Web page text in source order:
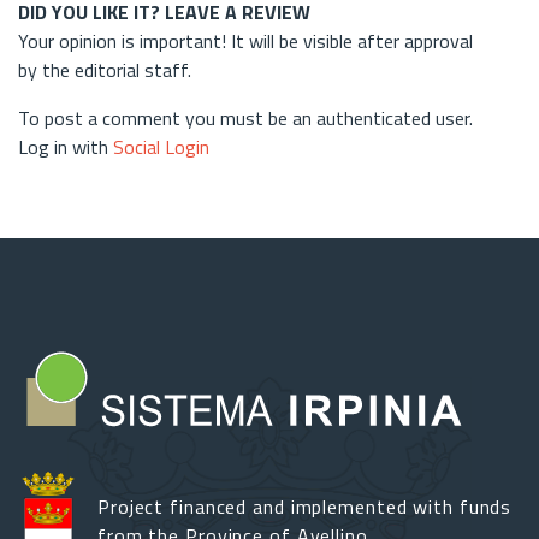
DID YOU LIKE IT? LEAVE A REVIEW
Your opinion is important! It will be visible after approval
by the editorial staff.
To post a comment you must be an authenticated user.
Log in with Social Login
Project financed and implemented with funds